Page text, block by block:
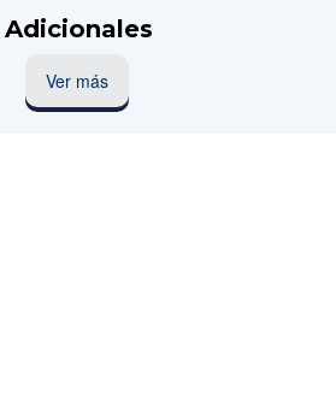
Adicionales
Ver más